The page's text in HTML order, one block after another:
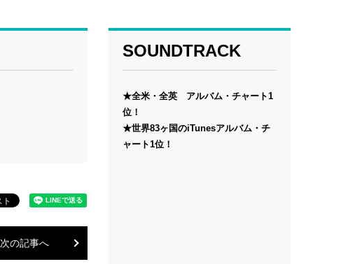
次の記事へ
SOUNDTRACK
★全米・全英 アルバム・チャート1
位！
★世界83ヶ国のiTunesアルバム・チ
ャート1位！